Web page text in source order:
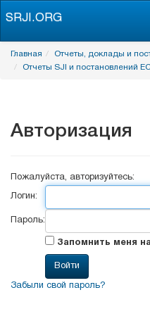
SRJI.ORG
Главная
Отчеты, доклады и
Отчеты SJI и постановлений
Авторизация
Пожалуйста, авторизуйтесь:
Логин:
Пароль:
Запомнить меня
Забыли свой пароль?